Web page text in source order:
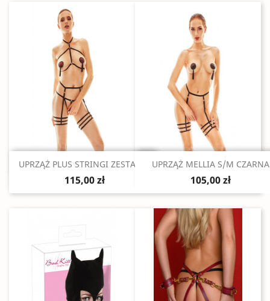
Szybki podgląd
UPRZĄŻ PLUS STRINGI ZESTAW...
115,00 zł
Szybki podgląd
UPRZĄŻ MELLIA S/M CZARNA
105,00 zł